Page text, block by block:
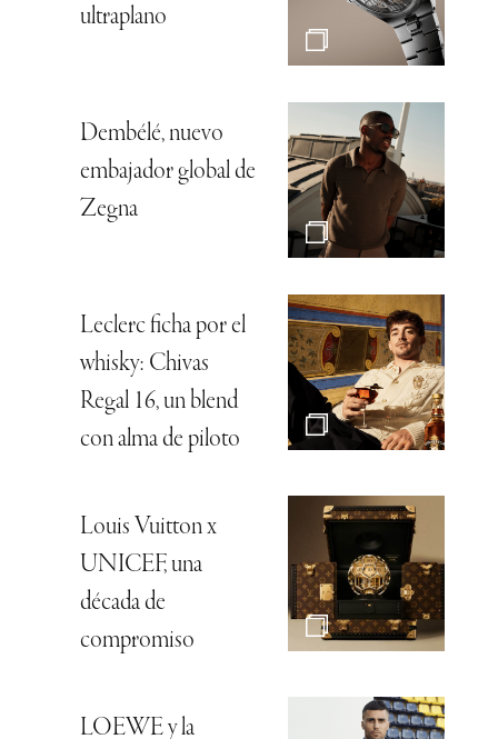
ultraplano
Dembélé, nuevo
embajador global de
Zegna
Leclerc ficha por el
whisky: Chivas
Regal 16, un blend
con alma de piloto
Louis Vuitton x
UNICEF, una
década de
compromiso
LOEWE y la